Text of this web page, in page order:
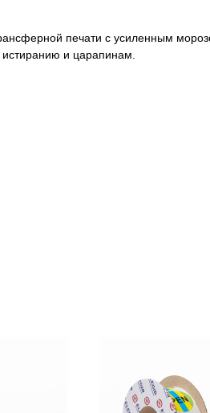
печати с усиленным
и царапинам.